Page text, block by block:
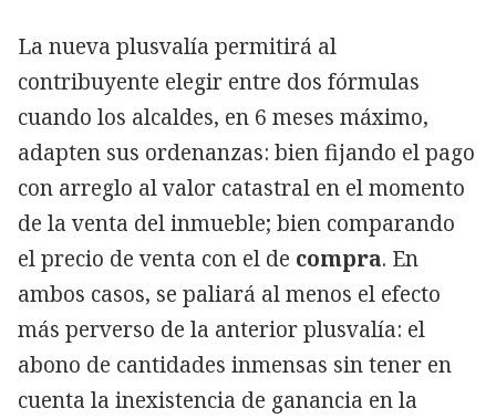
La nueva plusvalía permitirá al
contribuyente elegir entre dos fórmulas
cuando los alcaldes, en 6 meses máximo,
adapten sus ordenanzas: bien fijando el pago
con arreglo al valor catastral en el momento
de la venta del inmueble; bien comparando
el precio de venta con el de compra. En
ambos casos, se paliará al menos el efecto
más perverso de la anterior plusvalía: el
abono de cantidades inmensas sin tener en
cuenta la inexistencia de ganancia en la